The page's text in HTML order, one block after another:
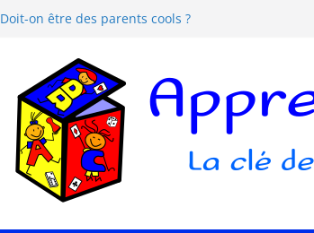
Doit-on être des parents cools ?
La pédagogie Montessori est-elle ludique ?
Comprendre la courbe de l’oubli